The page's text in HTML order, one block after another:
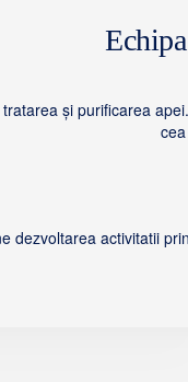
și purificarea
dezvoltarea activitatii prin